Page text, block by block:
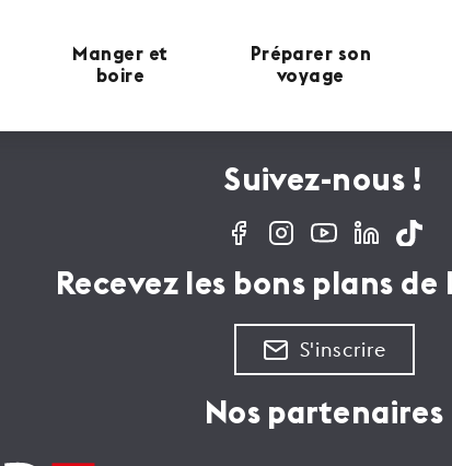
Manger et
boire
Préparer son
voyage
Suivez-nous !
Recevez les bons plans de
S'inscrire
Nos partenaires